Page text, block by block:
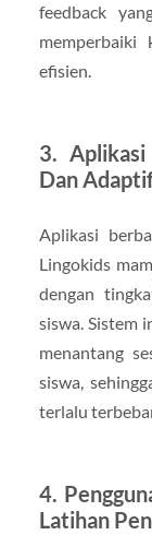
feedback
memperbaiki
efisien.
3. Aplikasi
Dan
Aplikasi
Lingokids
dengan
siswa. Sistem
menantang
siswa,
terlalu
4.
Latihan